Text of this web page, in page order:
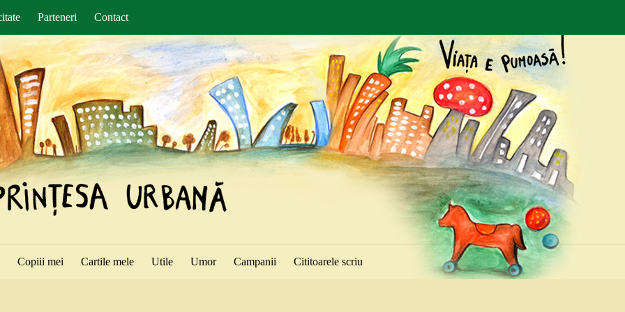
Parteneri Contact
Copiii mei Cartile mele Utile Umor Campanii Cititoarele scriu